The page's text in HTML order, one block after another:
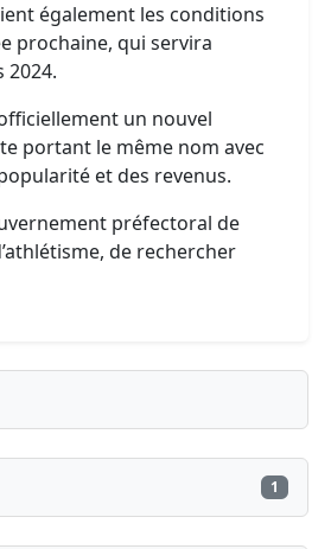
également les conditions
prochaine, qui servira
2024.
un nouvel
portant le même nom avec
et des revenus.
préfectoral de
de rechercher
1